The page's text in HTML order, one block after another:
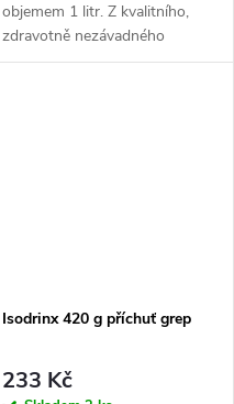
objemem 1 litr. Z kvalitního,
zdravotně nezávadného
polyetylenu.
Isodrinx 420 g příchuť grep
233 Kč